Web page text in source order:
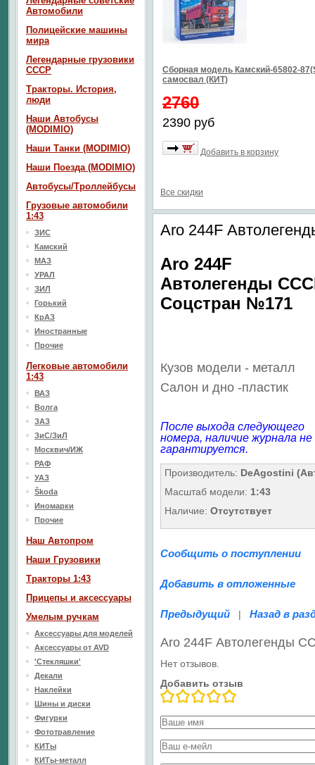
Сборная модель Камский-65802-
самосвал (КИТ)
2760
2390 руб
Добавить в корзину
Все скидки
Aro 244F
Aro 244F
Автолегенды
Соцстран №171
Кузов модели - металл
Салон и дно -пластик
После выхода следующего
номера, наличие журнала не
гарантируется.
Производитель: DeAgostini
Масштаб модели: 1:43
Наличие: Отсутствует
Сообщить о поступлении
Добавить в отложенные
Предыдущий | Назад в
Aro 244F Автолегенды
Нет отзывов.
Добавить отзыв
Автомобили
Полицейские машины
мира
Легендарные грузовики
СССР
Тракторы. История,
люди
Наши Автобусы
(MODIMIO)
Наши Танки (MODIMIO)
Наши Поезда (MODIMIO)
Автобусы/Троллейбусы
Грузовые автомобили
1:43
ЗИС
Камский
МАЗ
УРАЛ
ЗИЛ
Горький
КрАЗ
Иностранные
Прочие
Легковые автомобили
1:43
ВАЗ
Волга
ЗАЗ
ЗиС/ЗиЛ
Москвич/ИЖ
РАФ
УАЗ
Škoda
Иномарки
Прочие
Наш Aвтопром
Наши Грузовики
Тракторы 1:43
Прицепы и аксессуары
Умелым ручкам
Аксессуары для моделей
Аксессуары от AVD
'Стекляшки'
Декали
Наклейки
Шины и диски
Фигурки
Фототравление
КИТы
КИТы-металл